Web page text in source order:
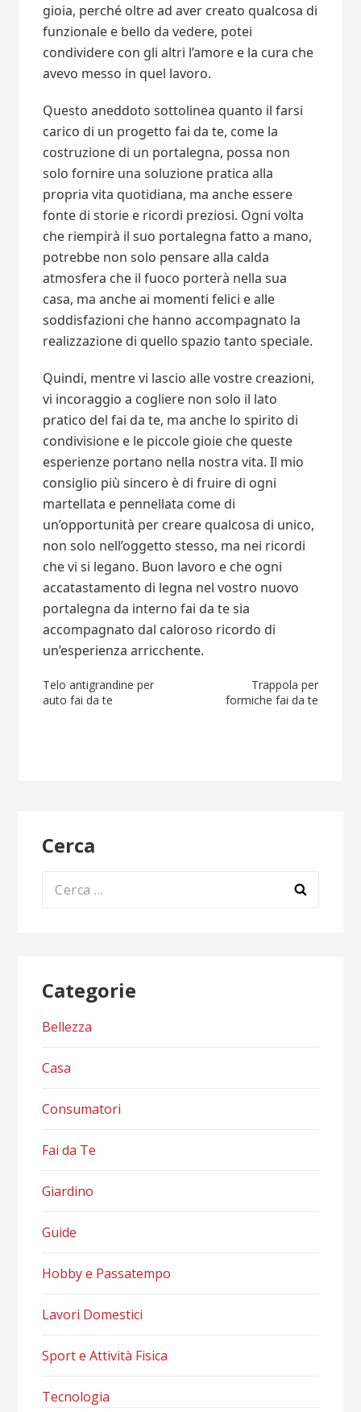
gioia, perché oltre ad aver creato qualcosa di
funzionale e bello da vedere, potei
condividere con gli altri l’amore e la cura che
avevo messo in quel lavoro.
Questo aneddoto sottolinea quanto il farsi
carico di un progetto fai da te, come la
costruzione di un portalegna, possa non
solo fornire una soluzione pratica alla
propria vita quotidiana, ma anche essere
fonte di storie e ricordi preziosi. Ogni volta
che riempirà il suo portalegna fatto a mano,
potrebbe non solo pensare alla calda
atmosfera che il fuoco porterà nella sua
casa, ma anche ai momenti felici e alle
soddisfazioni che hanno accompagnato la
realizzazione di quello spazio tanto speciale.
Quindi, mentre vi lascio alle vostre creazioni,
vi incoraggio a cogliere non solo il lato
pratico del fai da te, ma anche lo spirito di
condivisione e le piccole gioie che queste
esperienze portano nella nostra vita. Il mio
consiglio più sincero è di fruire di ogni
martellata e pennellata come di
un’opportunità per creare qualcosa di unico,
non solo nell’oggetto stesso, ma nei ricordi
che vi si legano. Buon lavoro e che ogni
accatastamento di legna nel vostro nuovo
portalegna da interno fai da te sia
accompagnato dal caloroso ricordo di
un’esperienza arricchente.
Navigazione
Telo antigrandine per
auto fai da te
Trappola per
formiche fai da te
Cerca
Ricerca
Categorie
Bellezza
Casa
Consumatori
Fai da Te
Giardino
Guide
Hobby e Passatempo
Lavori Domestici
Sport e Attività Fisica
Tecnologia